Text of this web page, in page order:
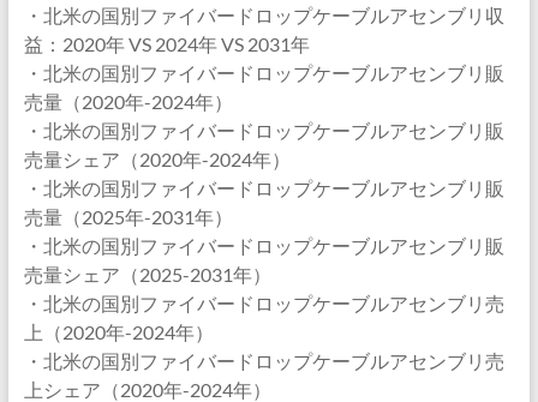
・北米の国別ファイバードロップケーブルアセンブリ収
益：2020年 VS 2024年 VS 2031年
・北米の国別ファイバードロップケーブルアセンブリ販
売量（2020年-2024年）
・北米の国別ファイバードロップケーブルアセンブリ販
売量シェア（2020年-2024年）
・北米の国別ファイバードロップケーブルアセンブリ販
売量（2025年-2031年）
・北米の国別ファイバードロップケーブルアセンブリ販
売量シェア（2025-2031年）
・北米の国別ファイバードロップケーブルアセンブリ売
上（2020年-2024年）
・北米の国別ファイバードロップケーブルアセンブリ売
上シェア（2020年-2024年）